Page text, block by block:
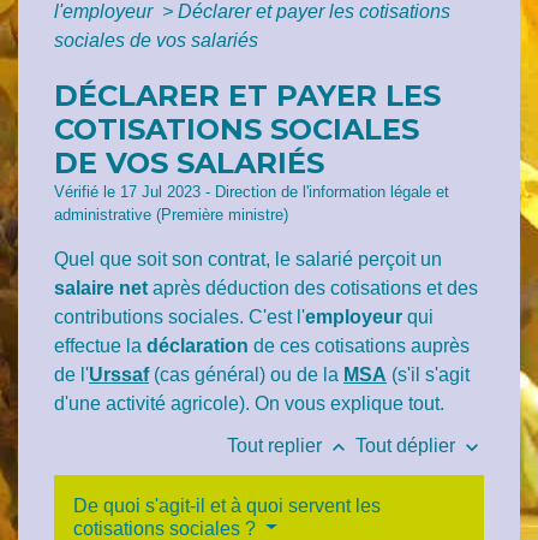
l'employeur > Déclarer et payer les cotisations
sociales de vos salariés
DÉCLARER ET PAYER LES
COTISATIONS SOCIALES
DE VOS SALARIÉS
Vérifié le 17 Jul 2023 - Direction de l'information légale et
administrative (Première ministre)
Quel que soit son contrat, le salarié perçoit un
salaire net après déduction des cotisations et des
contributions sociales. C'est l'employeur qui
effectue la déclaration de ces cotisations auprès
de l'Urssaf(cas général) ou de la MSA (s'il s'agit
d'une activité agricole). On vous explique tout.
Tout replier keyboard_arrow_up Tout déplier keyboard_arrow_down
De quoi s'agit-il et à quoi servent les
cotisations sociales ?